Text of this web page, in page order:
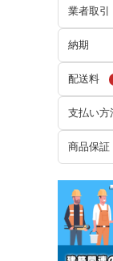
業者取引
納期
配送料
支払い方
商品保証